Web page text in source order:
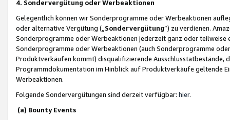
4. Sondervergütung oder Werbeaktionen
Gelegentlich können wir Sonderprogramme oder Werbeaktionen
oder alternative Vergütung („ Sondervergütung”) zu verdienen.
Sonderprogramme oder Werbeaktionen jederzeit ganz oder
Sonderprogramme oder Werbeaktionen (auch Sonderprogramme
Produktverkäufen kommt) disqualifizierende Ausschlusstatbestände,
Programmdokumentation im Hinblick auf Produktverkäufe geltende
Werbeaktionen.
Folgende Sondervergütungen sind derzeit verfügbar: hier.
(a) Bounty Events